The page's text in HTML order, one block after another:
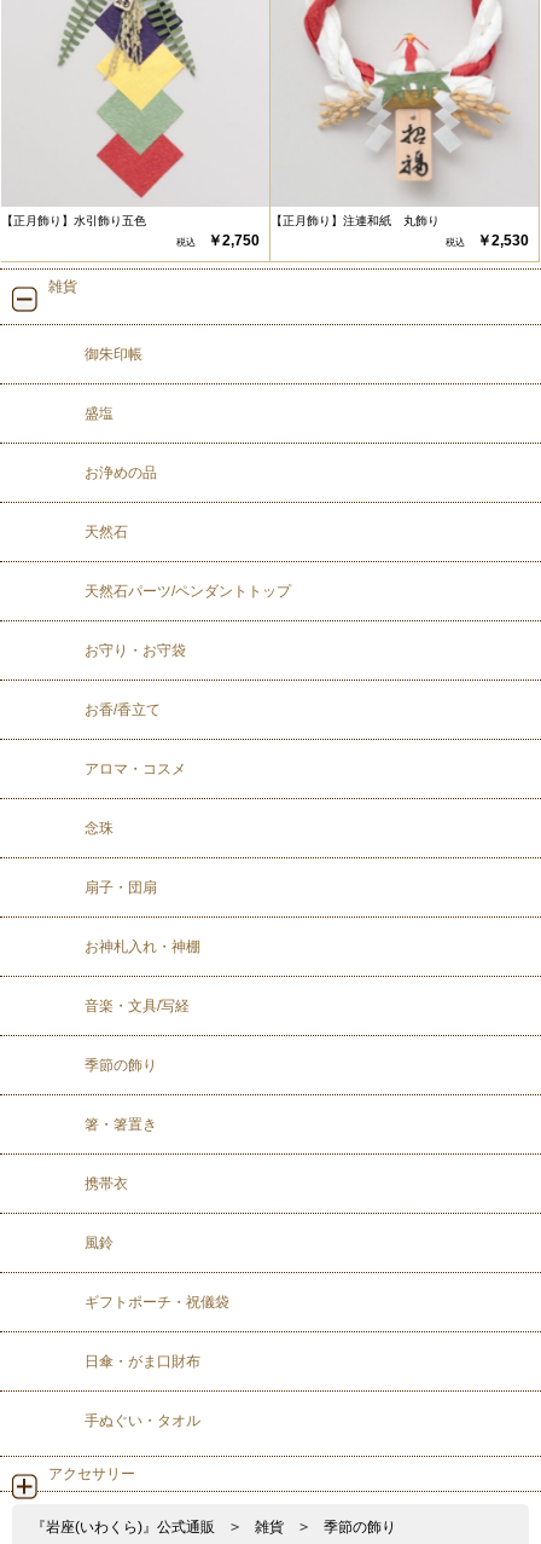
【正月飾り】水引飾り五色
￥2,750
【正月飾り】注連和紙 丸飾り
￥2,530
雑貨
御朱印帳
盛塩
お浄めの品
天然石
天然石パーツ/ペンダントトップ
お守り・お守袋
お香/香立て
アロマ・コスメ
念珠
扇子・団扇
お神札入れ・神棚
音楽・文具/写経
季節の飾り
箸・箸置き
携帯衣
風鈴
ギフトポーチ・祝儀袋
日傘・がま口財布
手ぬぐい・タオル
アクセサリー
『岩座(いわくら)』公式通販 > 雑貨 > 季節の飾り